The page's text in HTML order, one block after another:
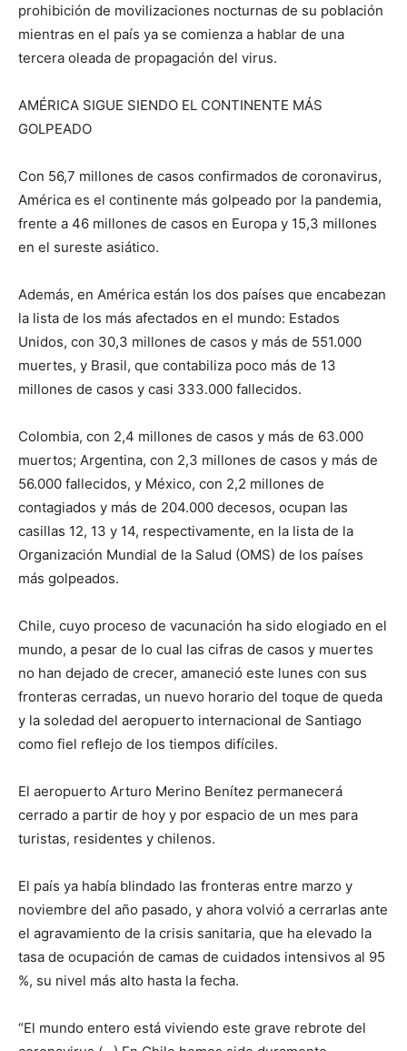
prohibición de movilizaciones nocturnas de su población
mientras en el país ya se comienza a hablar de una
tercera oleada de propagación del virus.
AMÉRICA SIGUE SIENDO EL CONTINENTE MÁS
GOLPEADO
Con 56,7 millones de casos confirmados de coronavirus,
América es el continente más golpeado por la pandemia,
frente a 46 millones de casos en Europa y 15,3 millones
en el sureste asiático.
Además, en América están los dos países que encabezan
la lista de los más afectados en el mundo: Estados
Unidos, con 30,3 millones de casos y más de 551.000
muertes, y Brasil, que contabiliza poco más de 13
millones de casos y casi 333.000 fallecidos.
Colombia, con 2,4 millones de casos y más de 63.000
muertos; Argentina, con 2,3 millones de casos y más de
56.000 fallecidos, y México, con 2,2 millones de
contagiados y más de 204.000 decesos, ocupan las
casillas 12, 13 y 14, respectivamente, en la lista de la
Organización Mundial de la Salud (OMS) de los países
más golpeados.
Chile, cuyo proceso de vacunación ha sido elogiado en el
mundo, a pesar de lo cual las cifras de casos y muertes
no han dejado de crecer, amaneció este lunes con sus
fronteras cerradas, un nuevo horario del toque de queda
y la soledad del aeropuerto internacional de Santiago
como fiel reflejo de los tiempos difíciles.
El aeropuerto Arturo Merino Benítez permanecerá
cerrado a partir de hoy y por espacio de un mes para
turistas, residentes y chilenos.
El país ya había blindado las fronteras entre marzo y
noviembre del año pasado, y ahora volvió a cerrarlas ante
el agravamiento de la crisis sanitaria, que ha elevado la
tasa de ocupación de camas de cuidados intensivos al 95
%, su nivel más alto hasta la fecha.
“El mundo entero está viviendo este grave rebrote del